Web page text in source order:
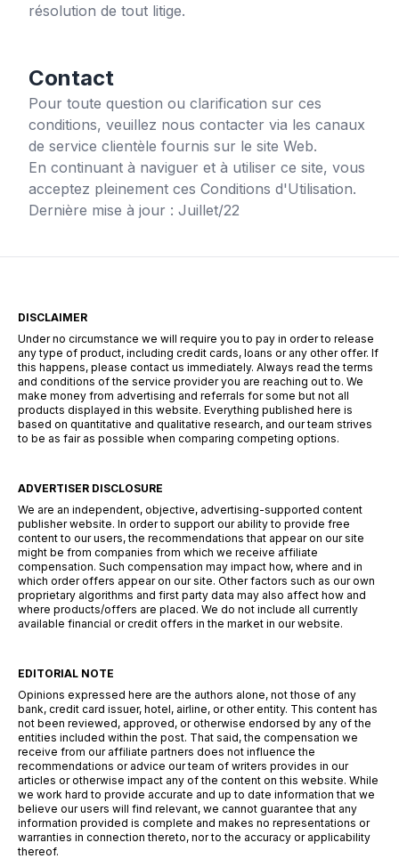
résolution de tout litige.
Contact
Pour toute question ou clarification sur ces
conditions, veuillez nous contacter via les canaux
de service clientèle fournis sur le site Web.
En continuant à naviguer et à utiliser ce site, vous
acceptez pleinement ces Conditions d'Utilisation.
Dernière mise à jour : Juillet/22
DISCLAIMER
Under no circumstance we will require you to pay in order to release
any type of product, including credit cards, loans or any other offer. If
this happens, please contact us immediately. Always read the terms
and conditions of the service provider you are reaching out to. We
make money from advertising and referrals for some but not all
products displayed in this website. Everything published here is
based on quantitative and qualitative research, and our team strives
to be as fair as possible when comparing competing options.
ADVERTISER DISCLOSURE
We are an independent, objective, advertising-supported content
publisher website. In order to support our ability to provide free
content to our users, the recommendations that appear on our site
might be from companies from which we receive affiliate
compensation. Such compensation may impact how, where and in
which order offers appear on our site. Other factors such as our own
proprietary algorithms and first party data may also affect how and
where products/offers are placed. We do not include all currently
available financial or credit offers in the market in our website.
EDITORIAL NOTE
Opinions expressed here are the authors alone, not those of any
bank, credit card issuer, hotel, airline, or other entity. This content has
not been reviewed, approved, or otherwise endorsed by any of the
entities included within the post. That said, the compensation we
receive from our affiliate partners does not influence the
recommendations or advice our team of writers provides in our
articles or otherwise impact any of the content on this website. While
we work hard to provide accurate and up to date information that we
believe our users will find relevant, we cannot guarantee that any
information provided is complete and makes no representations or
warranties in connection thereto, nor to the accuracy or applicability
thereof.